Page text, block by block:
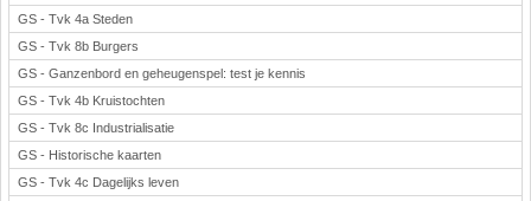
GS - Tvk 4a Steden
GS - Tvk 8b Burgers
GS - Ganzenbord en geheugenspel: test je kennis
GS - Tvk 4b Kruistochten
GS - Tvk 8c Industrialisatie
GS - Historische kaarten
GS - Tvk 4c Dagelijks leven